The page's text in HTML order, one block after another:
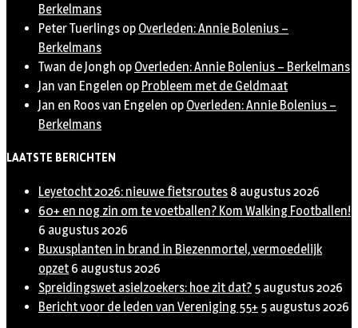
Berkelmans
Peter Tuerlings op Overleden: Annie Bolenius –
Berkelmans
Twan de Jongh op Overleden: Annie Bolenius – Berkelmans
Jan van Engelen op Probleem met de Geldmaat
Jan en Roos van Engelen op Overleden: Annie Bolenius –
Berkelmans
LAATSTE BERICHTEN
Leyetocht 2026: nieuwe fietsroutes 8 augustus 2026
60+ en nog zin om te voetballen? Kom Walking Footballen!
6 augustus 2026
Buxusplanten in brand in Biezenmortel, vermoedelijk
opzet 6 augustus 2026
Spreidingswet asielzoekers: hoe zit dat? 5 augustus 2026
Bericht voor de leden van Vereniging 55+ 5 augustus 2026